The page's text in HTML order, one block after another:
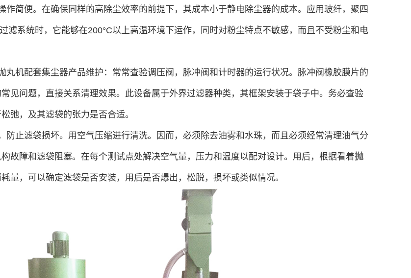
作简便。在确保同样的高除尘效率的前提下，其成本小于静电除尘器的成本。应用玻纤，聚四
滤系统时，它能够在200°C以上高温环境下运作，同时对粉尘特点不敏感，而且不受粉尘和电
丸机配套集尘器产品维护：常常查验调压阀，脉冲阀和计时器的运行状况。脉冲阀橡胶膜片的
见问题，直接关系清理效果。此设备属于外界过滤器种类，其框架安装于袋子中。务必查验
弛，及其滤袋的张力是否合适。
防止滤袋损坏。用空气压缩进行清洗。因而，必须除去油雾和水珠，而且必须经常清理油气分
故障和滤袋阻塞。在每个测试点处解决空气量，压力和温度以配对设计。用后，根据看着抛
量，可以确定滤袋是否安装，用后是否爆出，松脱，损坏或类似情况。